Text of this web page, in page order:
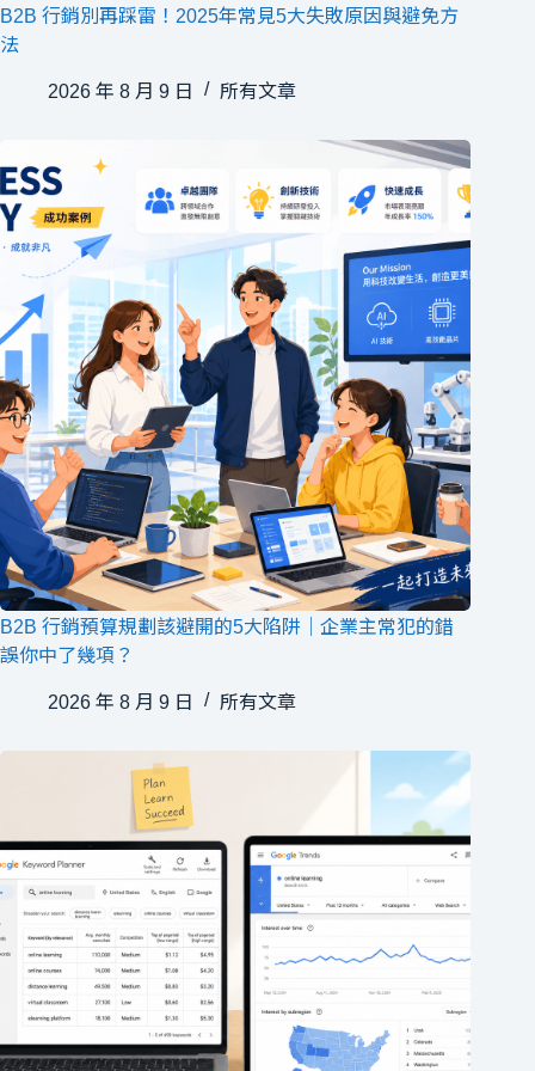
B2B 行銷別再踩雷！2025年常見5大失敗原因與避免方
法
2026 年 8 月 9 日 所有文章
B2B 行銷預算規劃該避開的5大陷阱｜企業主常犯的錯
誤你中了幾項？
2026 年 8 月 9 日 所有文章